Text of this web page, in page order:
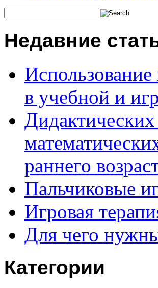
Недавние
в учебной и
раннего
Пальчиковые
Игровая
Для чего
Категории